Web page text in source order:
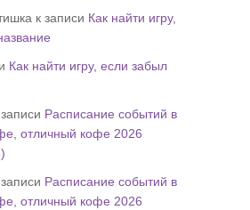
к записи Как найти игру,
Как найти игру, если забыл
Расписание событий в
отличный кофе 2026
Расписание событий в
отличный кофе 2026